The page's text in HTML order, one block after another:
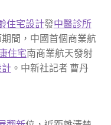
住宅設計發中醫診所
間，中國首個商業航
住宅南商業航天發射
。中新社記者 曹丹